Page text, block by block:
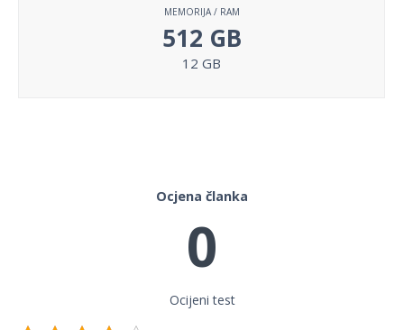
MEMORIJA / RAM
512 GB
12 GB
Ocjena članka
0
Ocijeni test